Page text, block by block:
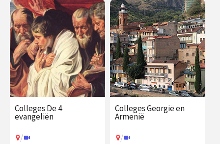
€ 19.50
vanaf 16
aug.
Op locatie
€ 109.00
vanaf 2
dec.
/ Op locatie of online
Colleges De 4
evangeliën
/
Colleges Georgië en
Armenië
/